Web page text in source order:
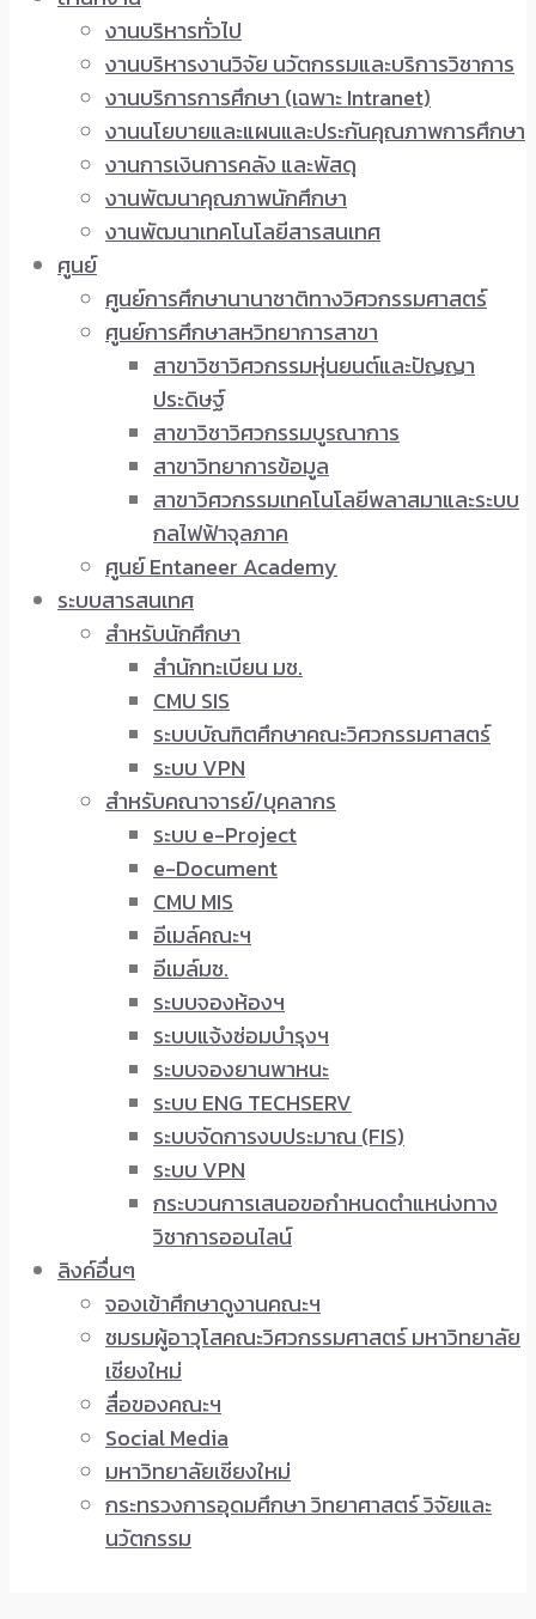
งานบริหารทั่วไป
งานบริหารงานวิจัย นวัตกรรมและบริการวิชาการ
งานบริการการศึกษา (เฉพาะ Intranet)
งานนโยบายและแผนและประกันคุณภาพการศึกษา
งานการเงินการคลัง และพัสดุ
งานพัฒนาคุณภาพนักศึกษา
งานพัฒนาเทคโนโลยีสารสนเทศ
ศูนย์
ศูนย์การศึกษานานาชาติทางวิศวกรรมศาสตร์
ศูนย์การศึกษาสหวิทยาการสาขา
สาขาวิชาวิศวกรรมหุ่นยนต์และปัญญา
ประดิษฐ์
สาขาวิชาวิศวกรรมบูรณาการ
สาขาวิทยาการข้อมูล
สาขาวิศวกรรมเทคโนโลยีพลาสมาและระบบ
กลไฟฟ้าจุลภาค
ศูนย์ Entaneer Academy
ระบบสารสนเทศ
สำหรับนักศึกษา
สำนักทะเบียน มช.
CMU SIS
ระบบบัณฑิตศึกษาคณะวิศวกรรมศาสตร์
ระบบ VPN
สำหรับคณาจารย์/บุคลากร
ระบบ e-Project
e-Document
CMU MIS
อีเมล์คณะฯ
อีเมล์มช.
ระบบจองห้องฯ
ระบบแจ้งซ่อมบำรุงฯ
ระบบจองยานพาหนะ
ระบบ ENG TECHSERV
ระบบจัดการงบประมาณ (FIS)
ระบบ VPN
กระบวนการเสนอขอกำหนดตำแหน่งทาง
วิชาการออนไลน์
ลิงค์อื่นๆ
จองเข้าศึกษาดูงานคณะฯ
ชมรมผู้อาวุโสคณะวิศวกรรมศาสตร์ มหาวิทยาลัย
เชียงใหม่
สื่อของคณะฯ
Social Media
มหาวิทยาลัยเชียงใหม่
กระทรวงการอุดมศึกษา วิทยาศาสตร์ วิจัยและ
นวัตกรรม